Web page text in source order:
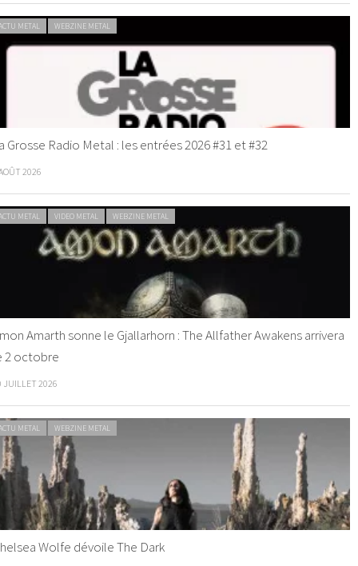
METAL WEBZINE METAL
Grosse Radio Metal : les entrées 2026 #31 et #32
2026
METAL VIDEO METAL WEBZINE METAL
Amarth sonne le Gjallarhorn : The Allfather Awakens arrivera
2 octobre
JUILLET 2026
METAL WEBZINE METAL
Wolfe dévoile The Dark